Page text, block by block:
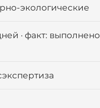
экологические
· факт: выполнено